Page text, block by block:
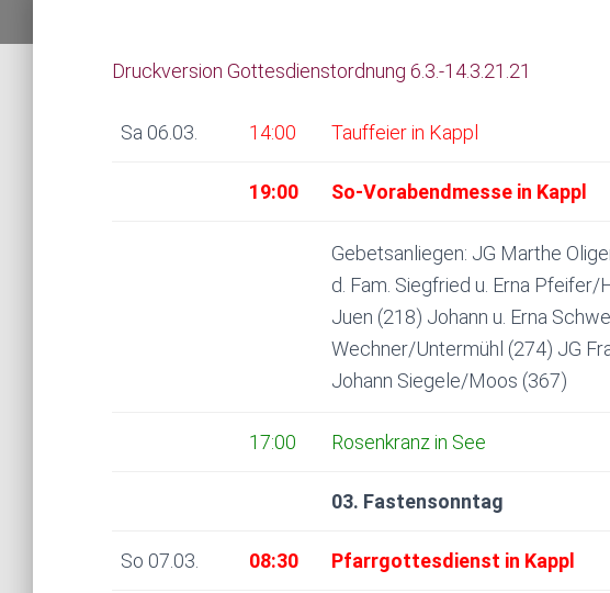
Druckversion Gottesdienstordnung 6.3.-14.3.21 .21
Sa 06.03. 14:00 Tauffeier in Kappl
19:00 So-Vorabendmesse in Kappl
Gebetsanliegen: JG Marthe
d. Fam. Siegfried u. Erna
Juen (218) Johann u. Erna
Wechner/Untermühl (274) JG
Johann Siegele/Moos (367)
17:00 Rosenkranz in See
03. Fastensonntag
So 07.03. 08:30 Pfarrgottesdienst in Kappl